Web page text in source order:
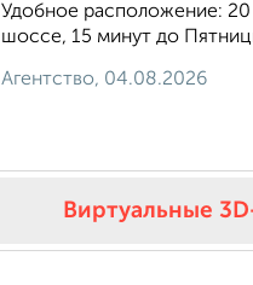
Удобное расположение:
шоссе, 15 минут до
Агентство, 04.08.2026
Виртуальные